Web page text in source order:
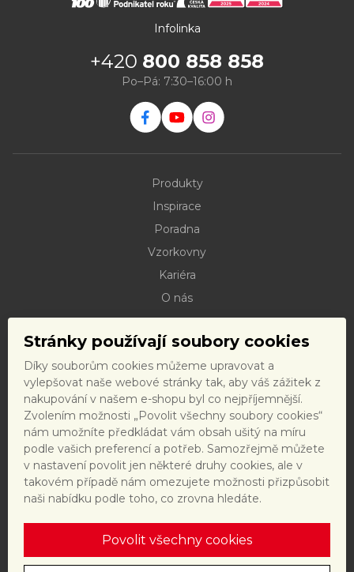
Stránky používají soubory cookies
Díky souborům cookies můžeme upravovat a
vylepšovat naše webové stránky tak, aby váš zážitek z
nakupování v našem e-shopu byl co nejpříjemnější.
Zvolením možnosti „Povolit všechny soubory cookies“
nám umožníte předkládat vám obsah ušitý na míru
podle vašich preferencí a potřeb. Samozřejmě můžete
v nastavení povolit jen některé druhy cookies, ale v
takovém případě nám omezujete možnosti přizpůsobit
naši nabídku podle toho, co zrovna hledáte.
Povolit všechny cookies
Infolinka
+420 800 858 858
Po–Pá: 7:30–16:00 h
Produkty
Inspirace
Poradna
Vzorkovny
Kariéra
O nás
Dokumenty ke stažení
Doprava
Reklamační řád
Reklamační formulář
Obchodní podmínky a právní předpisy
Ochrana dat
Nastavení cookies
Tento web je chráněn reCAPTCHA a platízásady ochrany